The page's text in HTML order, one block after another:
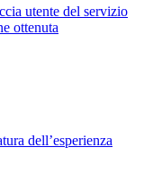
utente del servizio
ottenuta
dell’esperienza